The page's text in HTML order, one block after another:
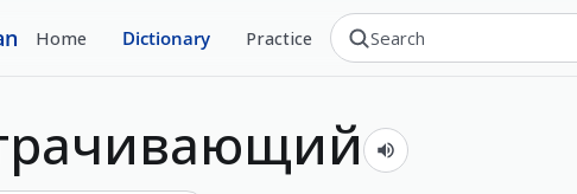
Home Dictionary Practice